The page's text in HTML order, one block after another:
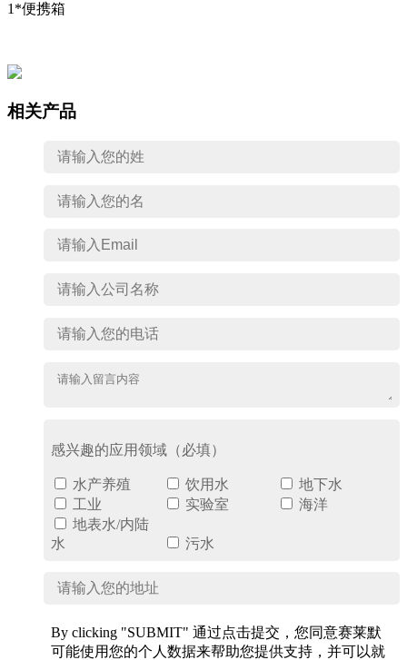
1*便携箱
相关产品
感兴趣的应用领域（必填）
水产养殖 饮用水
地下水
工业
实验室
海洋
地表水/内陆
水
污水
By clicking "SUBMIT" 通过点击提交，您同意赛莱默
可能使用您的个人数据来帮助您提供支持，并可以就